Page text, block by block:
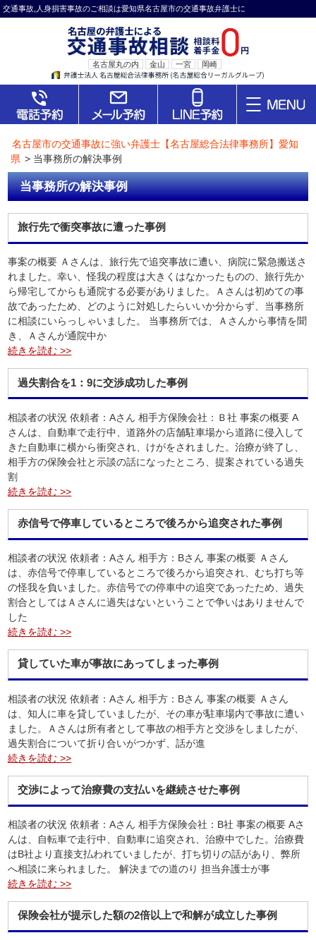
交通事故,人身損害事故のご相談は愛知県名古屋市の交通事故弁護士に
名古屋丸の内 金山 一宮 岡崎
名古屋市の交通事故に強い弁護士【名古屋総合法律事務所】愛知
県 > 当事務所の解決事例
当事務所の解決事例
旅行先で衝突事故に遭った事例
事案の概要 Ａさんは、旅行先で追突事故に遭い、病院に緊急搬送さ
れました。幸い、怪我の程度は大きくはなかったものの、旅行先か
ら帰宅してからも通院する必要がありました。Ａさんは初めての事
故であったため、どのように対処したらいいか分からず、当事務所
に相談にいらっしゃいました。 当事務所では、Ａさんから事情を聞
き、Ａさんが通院中か
続きを読む >>
過失割合を1：9に交渉成功した事例
相談者の状況 依頼者：Aさん 相手方保険会社：Ｂ社 事案の概要 A
さんは、自動車で走行中、道路外の店舗駐車場から道路に侵入して
きた自動車に横から衝突され、けがをされました。治療が終了し、
相手方の保険会社と示談の話になったところ、提案されている過失
割
続きを読む >>
赤信号で停車しているところで後ろから追突された事例
相談者の状況 依頼者：Aさん 相手方：Bさん 事案の概要 Ａさん
は、赤信号で停車しているところで後ろから追突され、むち打ち等
の怪我を負いました。赤信号での停車中の追突であったため、過失
割合としてはＡさんに過失はないということで争いはありませんで
した
続きを読む >>
貸していた車が事故にあってしまった事例
相談者の状況 依頼者：Aさん 相手方：Bさん 事案の概要 Ａさん
は、知人に車を貸していましたが、その車が駐車場内で事故に遭い
ました。Ａさんは所有者として事故の相手方と交渉をしましたが、
過失割合について折り合いがつかず、話が進
続きを読む >>
交渉によって治療費の支払いを継続させた事例
相談者の状況 依頼者：Aさん 相手方保険会社：B社 事案の概要 Aさ
んは、自転車で走行中、自動車に追突され、治療中でした。治療費
はB社より直接支払われていましたが、打ち切りの話があり、弊所
へ相談に来られました。 解決までの道のり 担当弁護士が事
続きを読む >>
保険会社が提示した額の2倍以上で和解が成立した事例